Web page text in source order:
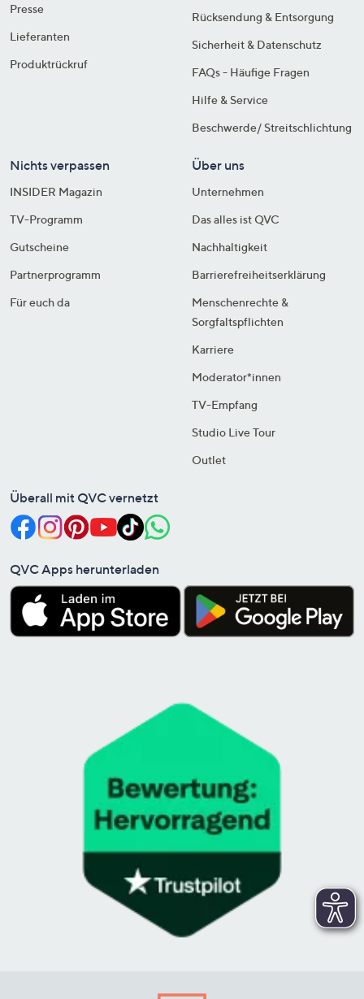
Presse
Lieferanten
Produktrückruf
Rücksendung & Entsorgung
Sicherheit & Datenschutz
FAQs - Häufige Fragen
Hilfe & Service
Beschwerde/ Streitschlichtung
Nichts verpassen
INSIDER Magazin
TV-Programm
Gutscheine
Partnerprogramm
Für euch da
Über uns
Unternehmen
Das alles ist QVC
Nachhaltigkeit
Barrierefreiheitserklärung
Menschenrechte &
Sorgfaltspflichten
Karriere
Moderator*innen
TV-Empfang
Studio Live Tour
Outlet
Überall mit QVC vernetzt
QVC Apps herunterladen